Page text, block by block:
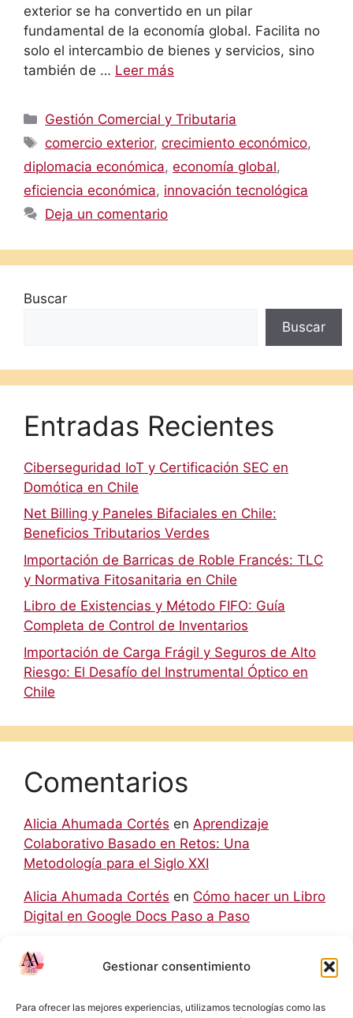
Gestionar consentimiento
Para ofrecer las mejores experiencias, utilizamos tecnologías como las
exterior se ha convertido en un pilar
fundamental de la economía global. Facilita no
solo el intercambio de bienes y servicios, sino
también de … Leer más
Categorías
Gestión Comercial y Tributaria
Etiquetas
comercio exterior,crecimiento económico,
diplomacia económica, economía global,
eficiencia económica, innovación tecnológica
Deja un comentario
Buscar
Buscar
Entradas Recientes
Ciberseguridad IoT y Certificación SEC en
Domótica en Chile
Net Billing y Paneles Bifaciales en Chile:
Beneficios Tributarios Verdes
Importación de Barricas de Roble Francés: TLC
y Normativa Fitosanitaria en Chile
Libro de Existencias y Método FIFO: Guía
Completa de Control de Inventarios
Importación de Carga Frágil y Seguros de Alto
Riesgo: El Desafío del Instrumental Óptico en
Chile
Comentarios
Alicia Ahumada Cortés en Aprendizaje
Colaborativo Basado en Retos: Una
Metodología para el Siglo XXI
Alicia Ahumada Cortés en Cómo hacer un Libro
Digital en Google Docs Paso a Paso
hello world
en Retos: Una Metodología para el Siglo XXI
RodolfoenCómo hacer un Libro Digital en